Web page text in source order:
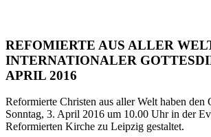
REFOMIERTE AUS ALLER
INTERNATIONALER
APRIL 2016
Reformierte Christen aus aller Welt haben den
Sonntag, 3. April 2016 um 10.00 Uhr in der
Reformierten Kirche zu Leipzig gestaltet.